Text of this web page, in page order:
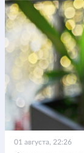
01 августа, 22:26